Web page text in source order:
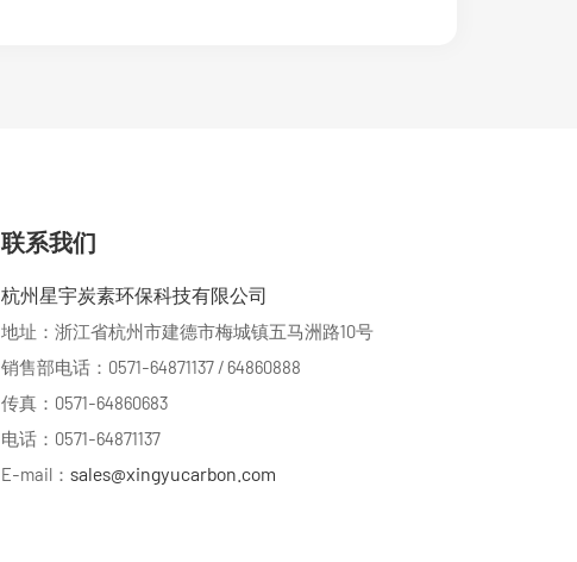
联系我们
杭州星宇炭素环保科技有限公司
地址：浙江省杭州市建德市梅城镇五马洲路10号
销售部电话：0571-64871137 / 64860888
传真：0571-64860683
电话：0571-64871137
E-mail： sales@xingyucarbon.com